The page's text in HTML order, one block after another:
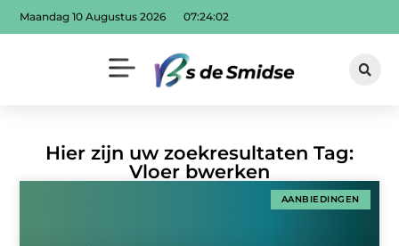
Maandag 10 Augustus 2026 07:24:03
Hier zijn uw zoekresultaten Tag:
Vloer bwerken
AANBIEDINGEN